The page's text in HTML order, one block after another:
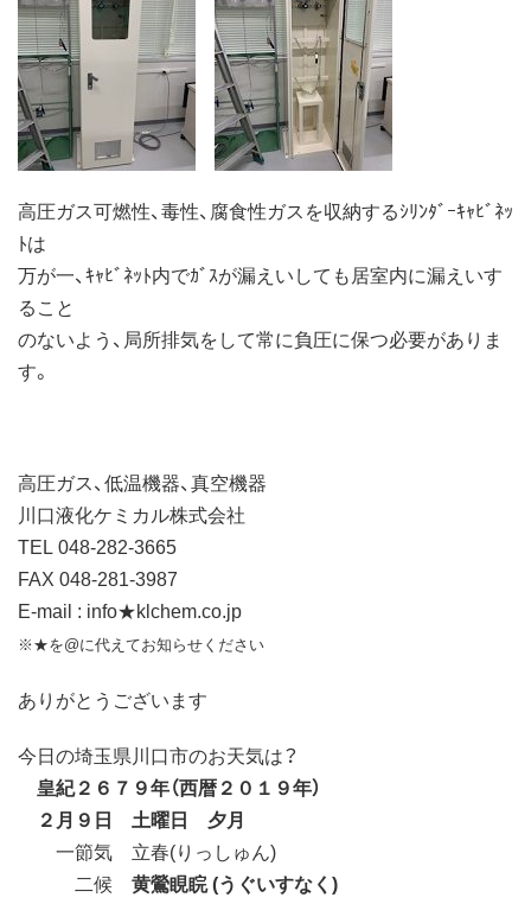
高圧ガス可燃性、毒性、腐食性ガスを収納するｼﾘﾝﾀﾞｰｷｬﾋﾞﾈｯ
ﾄは
万が一、ｷｬﾋﾞﾈｯﾄ内でｶﾞｽが漏えいしても居室内に漏えいす
ること
のないよう、局所排気をして常に負圧に保つ必要がありま
す。
高圧ガス、低温機器、真空機器
川口液化ケミカル株式会社
TEL 048-282-3665
FAX 048-281-3987
E-mail : info★klchem.co.jp
※★を@に代えてお知らせください
ありがとうございます
今日の埼玉県川口市のお天気は？
皇紀２６７９年（西暦２０１９年）
２月９日 土曜日 夕月
一節気 立春(りっしゅん)
二候 黄鶯睍睆 (うぐいすなく)